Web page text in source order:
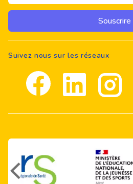
Souscrire
Suivez nous sur les réseaux
Facebook Linkedin Instagram